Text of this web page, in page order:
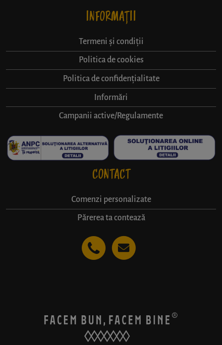
INFORMAȚII
Termeni și condiții
Politica de cookies
Politica de confidențialitate
Informări
Campanii active/Regulamente
CONTACT
Comenzi personalizate
Părerea ta contează